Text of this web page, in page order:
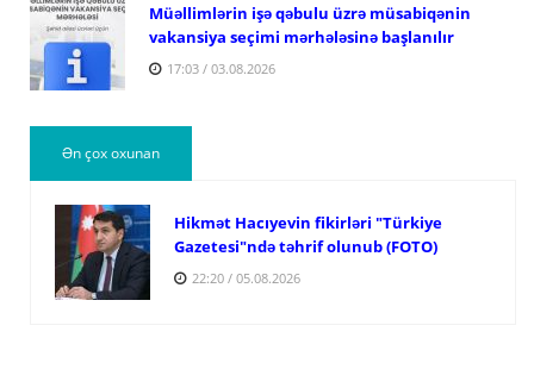
Müəllimlərin işə qəbulu üzrə müsabiqənin
vakansiya seçimi mərhələsinə başlanılır
17:03 / 03.08.2026
Ən çox oxunan
Hikmət Hacıyevin fikirləri "Türkiye
Gazetesi"ndə təhrif olunub (FOTO)
22:20 / 05.08.2026